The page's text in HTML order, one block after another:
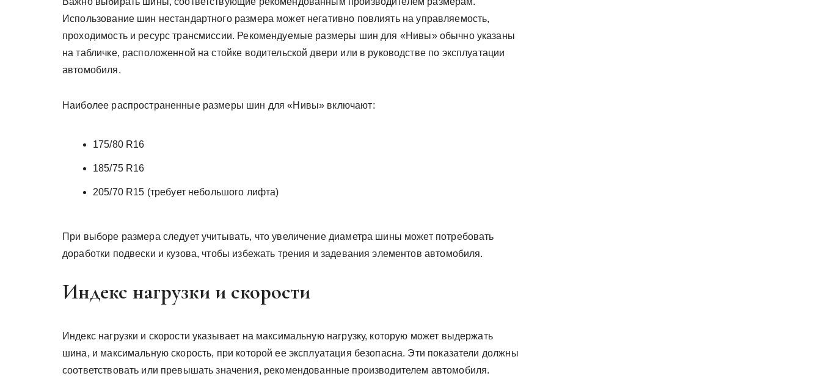
Использование шин нестандартного размера может негативно повлиять на управляемость,
проходимость и ресурс трансмиссии. Рекомендуемые размеры шин для «Нивы» обычно указаны
на табличке, расположенной на стойке водительской двери или в руководстве по эксплуатации
автомобиля.
Наиболее распространенные размеры шин для «Нивы» включают:
175/80 R16
185/75 R16
205/70 R15 (требует небольшого лифта)
При выборе размера следует учитывать, что увеличение диаметра шины может потребовать
доработки подвески и кузова, чтобы избежать трения и задевания элементов автомобиля.
Индекс нагрузки и скорости
Индекс нагрузки и скорости указывает на максимальную нагрузку, которую может выдержать
шина, и максимальную скорость, при которой ее эксплуатация безопасна. Эти показатели должны
соответствовать или превышать значения, рекомендованные производителем автомобиля.